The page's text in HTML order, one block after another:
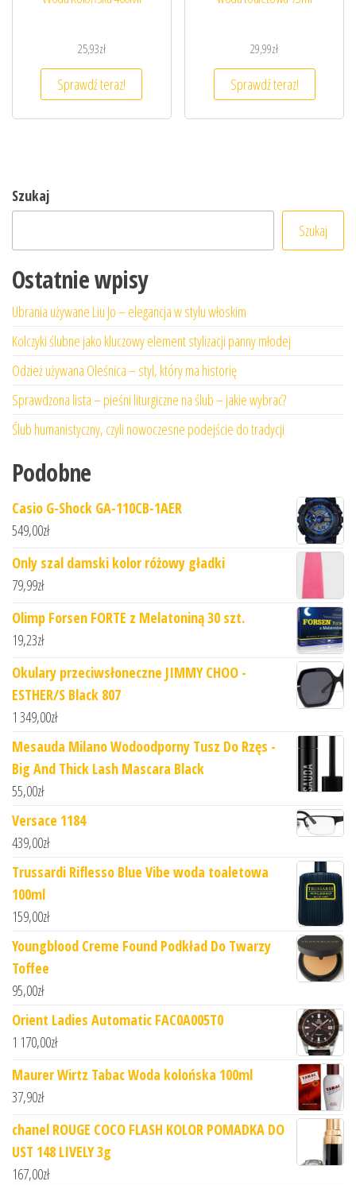
25,93zł
Sprawdź teraz!
29,99zł
Sprawdź teraz!
Szukaj
Szukaj
Ostatnie wpisy
Ubrania używane Liu Jo – elegancja w stylu włoskim
Kolczyki ślubne jako kluczowy element stylizacji panny młodej
Odzież używana Oleśnica – styl, który ma historię
Sprawdzona lista – pieśni liturgiczne na ślub – jakie wybrać?
Ślub humanistyczny, czyli nowoczesne podejście do tradycji
Podobne
Casio G-Shock GA-110CB-1AER
549,00zł
Only szal damski kolor różowy gładki
79,99zł
Olimp Forsen FORTE z Melatoniną 30 szt.
19,23zł
Okulary przeciwsłoneczne JIMMY CHOO -
ESTHER/S Black 807
1 349,00zł
Mesauda Milano Wodoodporny Tusz Do Rzęs -
Big And Thick Lash Mascara Black
55,00zł
Versace 1184
439,00zł
Trussardi Riflesso Blue Vibe woda toaletowa
100ml
159,00zł
Youngblood Creme Found Podkład Do Twarzy
Toffee
95,00zł
Orient Ladies Automatic FAC0A005T0
1 170,00zł
Maurer Wirtz Tabac Woda kolońska 100ml
37,90zł
chanel ROUGE COCO FLASH KOLOR POMADKA DO
UST 148 LIVELY 3g
167,00zł